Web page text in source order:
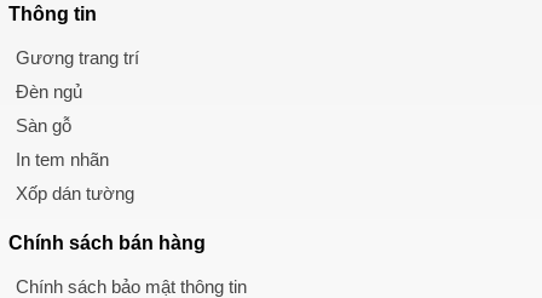
Thông tin
Gương trang trí
Đèn ngủ
Sàn gỗ
In tem nhãn
Xốp dán tường
Chính sách bán hàng
Chính sách bảo mật thông tin